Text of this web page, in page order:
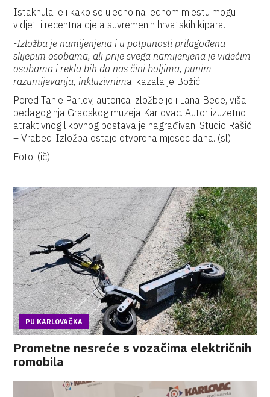
Istaknula je i kako se ujedno na jednom mjestu mogu
vidjeti i recentna djela suvremenih hrvatskih kipara.
-Izložba je namijenjena i u potpunosti prilagođena
slijepim osobama, ali prije svega namijenjena je videćim
osobama i rekla bih da nas čini boljima, punim
razumijevanja, inkluzivnima, kazala je Božić.
Pored Tanje Parlov, autorica izložbe je i Lana Bede, viša
pedagoginja Gradskog muzeja Karlovac. Autor izuzetno
atraktivnog likovnog postava je nagrađivani Studio Rašić
+ Vrabec. Izložba ostaje otvorena mjesec dana. (sl)
Foto: (ič)
PU KARLOVAČKA
Prometne nesreće s vozačima električnih
romobila